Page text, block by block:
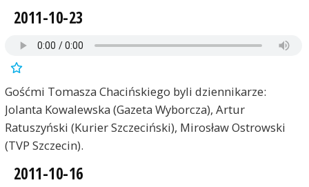
2011-10-23
Gośćmi Tomasza Chacińskiego byli dziennikarze:
Jolanta Kowalewska (Gazeta Wyborcza), Artur
Ratuszyński (Kurier Szczeciński), Mirosław Ostrowski
(TVP Szczecin).
2011-10-16